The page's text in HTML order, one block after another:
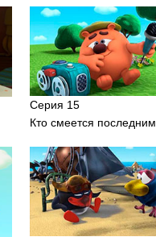
Серия 15
Кто смеется последним